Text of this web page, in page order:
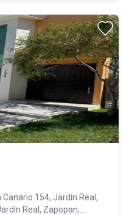
Canario 154, Jardín Real,
Real, Zapopan,